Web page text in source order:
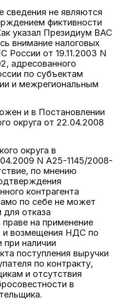
сведения не являются
фиктивности
указал Президиум ВАС
внимание налоговых
России от 19.11.2003 N
адресованного
по субъектам
и межрегиональным
и в Постановлении
округа от 22.04.2008
округа в
N А25-1145/2008-
по мнению
контрагента
по себе не может
для отказа
на применение
и возмещения НДС по
при наличии
поступления выручки
по контракту,
и отсутствия
в